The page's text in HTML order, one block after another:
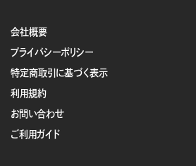
会社概要
プライバシーポリシー
特定商取引に基づく表示
利用規約
お問い合わせ
ご利用ガイド